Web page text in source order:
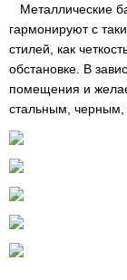
Металлические
гармонируют с
стилей, как
обстановке. В
помещения и
стальным, черным,